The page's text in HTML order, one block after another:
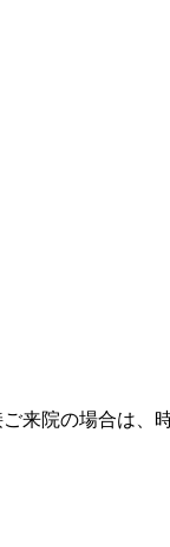
来院の場合は、